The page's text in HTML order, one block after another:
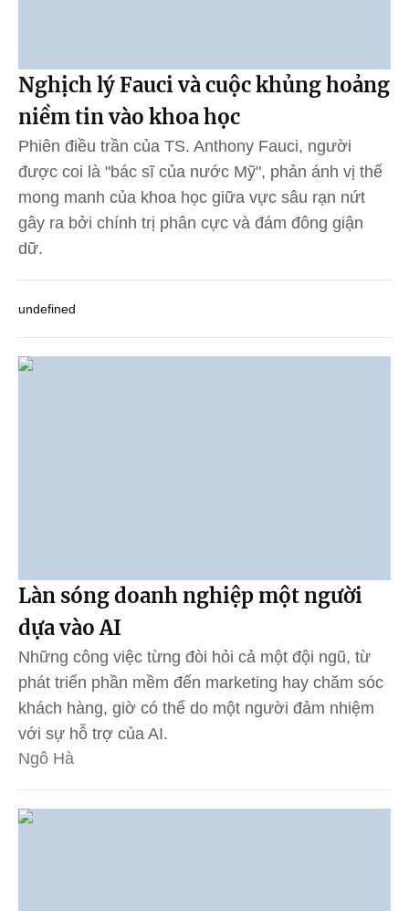
Nghịch lý Fauci và cuộc khủng hoảng
niềm tin vào khoa học
Phiên điều trần của TS. Anthony Fauci, người
được coi là "bác sĩ của nước Mỹ", phản ánh vị thế
mong manh của khoa học giữa vực sâu rạn nứt
gây ra bởi chính trị phân cực và đám đông giận
dữ.
undefined
Làn sóng doanh nghiệp một người
dựa vào AI
Những công việc từng đòi hỏi cả một đội ngũ, từ
phát triển phần mềm đến marketing hay chăm sóc
khách hàng, giờ có thể do một người đảm nhiệm
với sự hỗ trợ của AI.
Ngô Hà